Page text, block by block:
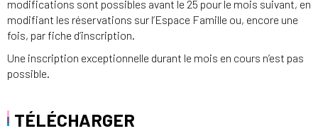
modifications sont possibles avant le 25 pour le mois suivant, en
modifiant les réservations sur l’Espace Famille ou, encore une
fois, par fiche d’inscription.
Une inscription exceptionnelle durant le mois en cours n’est pas
possible.
TÉLÉCHARGER